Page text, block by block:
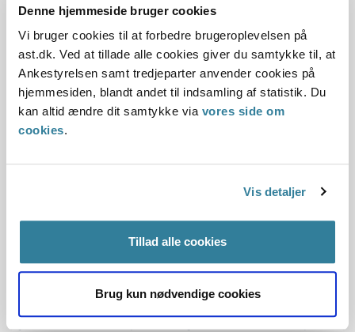
Denne hjemmeside bruger cookies
Vi bruger cookies til at forbedre brugeroplevelsen på
ast.dk. Ved at tillade alle cookies giver du samtykke til, at
Ankestyrelsen samt tredjeparter anvender cookies på
hjemmesiden, blandt andet til indsamling af statistik. Du
kan altid ændre dit samtykke via vores side om
cookies.
Vis detaljer
Tillad alle cookies
Brug kun nødvendige cookies
fuldt forsvarligt for deres egne ansatte.
Nævnet vurderede, at arbejdsmiljøreglerne ikke blev
overholdt, da der ikke var truffet effektive foranstaltninger
til at forebygge risiko for ulykker hidrørende fra elektrisk
strøm.
Nævnet lagde vægt på, at en ansat rampemontør blev
fra jorden, som skulle tilsluttes flyet ved ankomst, når
flyvemaskinens motorer var slukket. Strømkablet var gemt
under jorden, hvortil der var adgang via en stålluge.
gult eller orange isolationslag. De ansatte åbnede jernlugen
og trak strømkablet op derfra og satte stikket i siden på